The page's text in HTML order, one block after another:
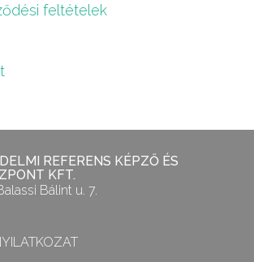
feltételek
REFERENS KÉPZŐ ÉS
KFT.
Bálint u. 7.